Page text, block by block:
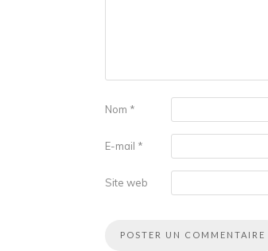
Nom *
E-mail *
Site web